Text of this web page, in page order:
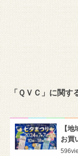
「ＱＶＣ」に関
【
お買
596